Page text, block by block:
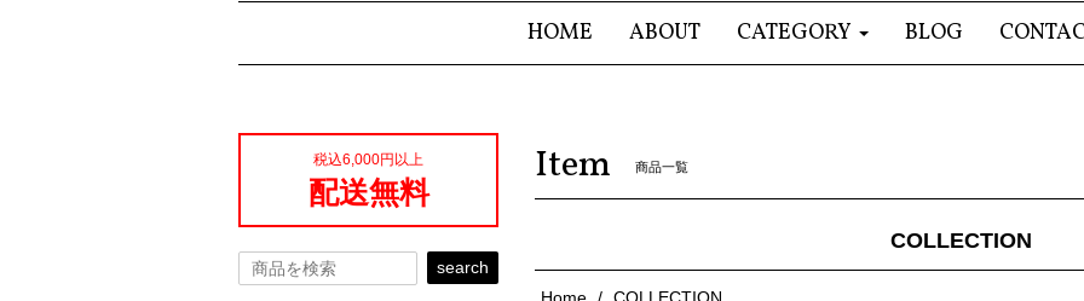
HOME ABOUT CATEGORY BLOG
Item 商品一覧
COLLECTION
税込6,000円以上
配送無料
search